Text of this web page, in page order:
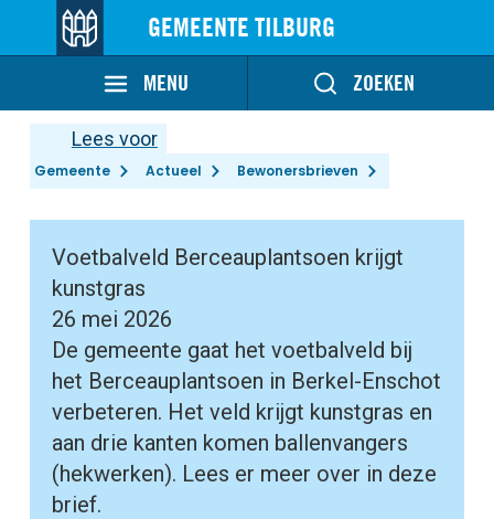
GEMEENTE TILBURG
MENU ZOEKEN
Gemeente Actueel Bewonersbrieven
Lees voor
Voetbalveld Berceauplantsoen krijgt
kunstgras
26 mei 2026
De gemeente gaat het voetbalveld bij
het Berceauplantsoen in Berkel-Enschot
verbeteren. Het veld krijgt kunstgras en
aan drie kanten komen ballenvangers
(hekwerken). Lees er meer over in deze
brief.